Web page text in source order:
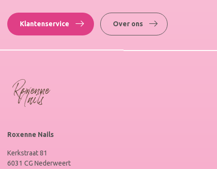
Klantenservice Over ons
Roxenne Nails
Kerkstraat 81
6031 CG Nederweert